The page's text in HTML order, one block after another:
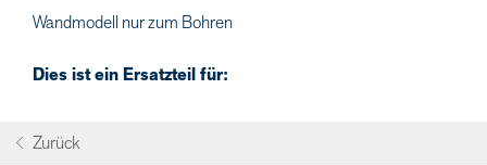
Wandmodell nur zum Bohren
Dies ist ein Ersatzteil für:
Zurück